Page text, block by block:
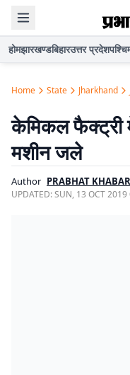
होमझारखण्डबिहारउत्तर प्रदेश
Home State Jharkhand
केमिकल फैक्ट्री
मशीन जले
Author PRABHAT
UPDATED:SUN, 13 OCT